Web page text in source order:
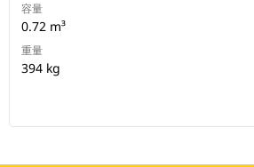
容量
0.72 m³
重量
394 kg